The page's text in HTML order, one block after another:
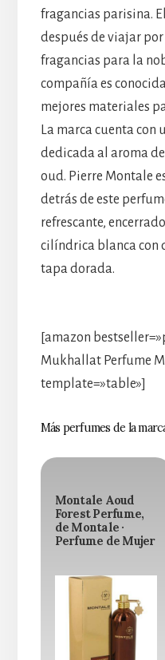
fragancias parisina.
después de viajar
fragancias para la
compañía es
mejores materiales
La marca cuenta con
dedicada al aroma
oud. Pierre Montale
detrás de este
refrescante,
cilíndrica blanca con
tapa dorada.
[amazon
Mukhallat Perfume
template=»table»]
Más perfumes de la
Montale Aoud
Forest Perfume,
de Montale ·
Perfume de Mujer